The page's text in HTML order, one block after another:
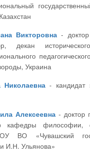
Викторовна
декан
Украина
Николаевна
Алексеевна
кафедры философии,
ВО «Чувашский
И.Н. Ульянова»